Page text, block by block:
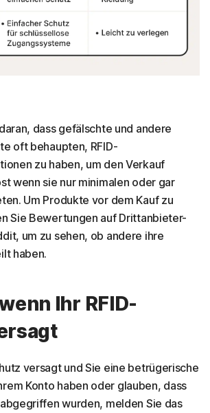
dass gefälschte und andere
oft behaupten, RFID-
zu haben, um den Verkauf
wenn sie nur minimalen oder gar
Um Produkte vor dem Kauf zu
Sie Bewertungen auf Drittanbieter-
um zu sehen, ob andere ihre
haben.
Ihr RFID-
versagt und Sie eine betrügerische
Konto haben oder glauben, dass
wurden, melden Sie das